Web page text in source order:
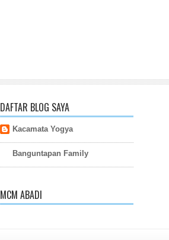
DAFTAR BLOG SAYA
Kacamata Yogya
Banguntapan Family
MCM ABADI